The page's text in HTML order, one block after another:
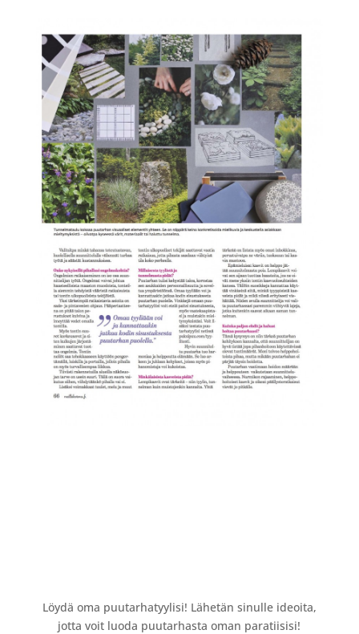
Löydä oma puutarhatyylisi! Lähetän sinulle ideoita,
jotta voit luoda puutarhasta oman paratiisisi!